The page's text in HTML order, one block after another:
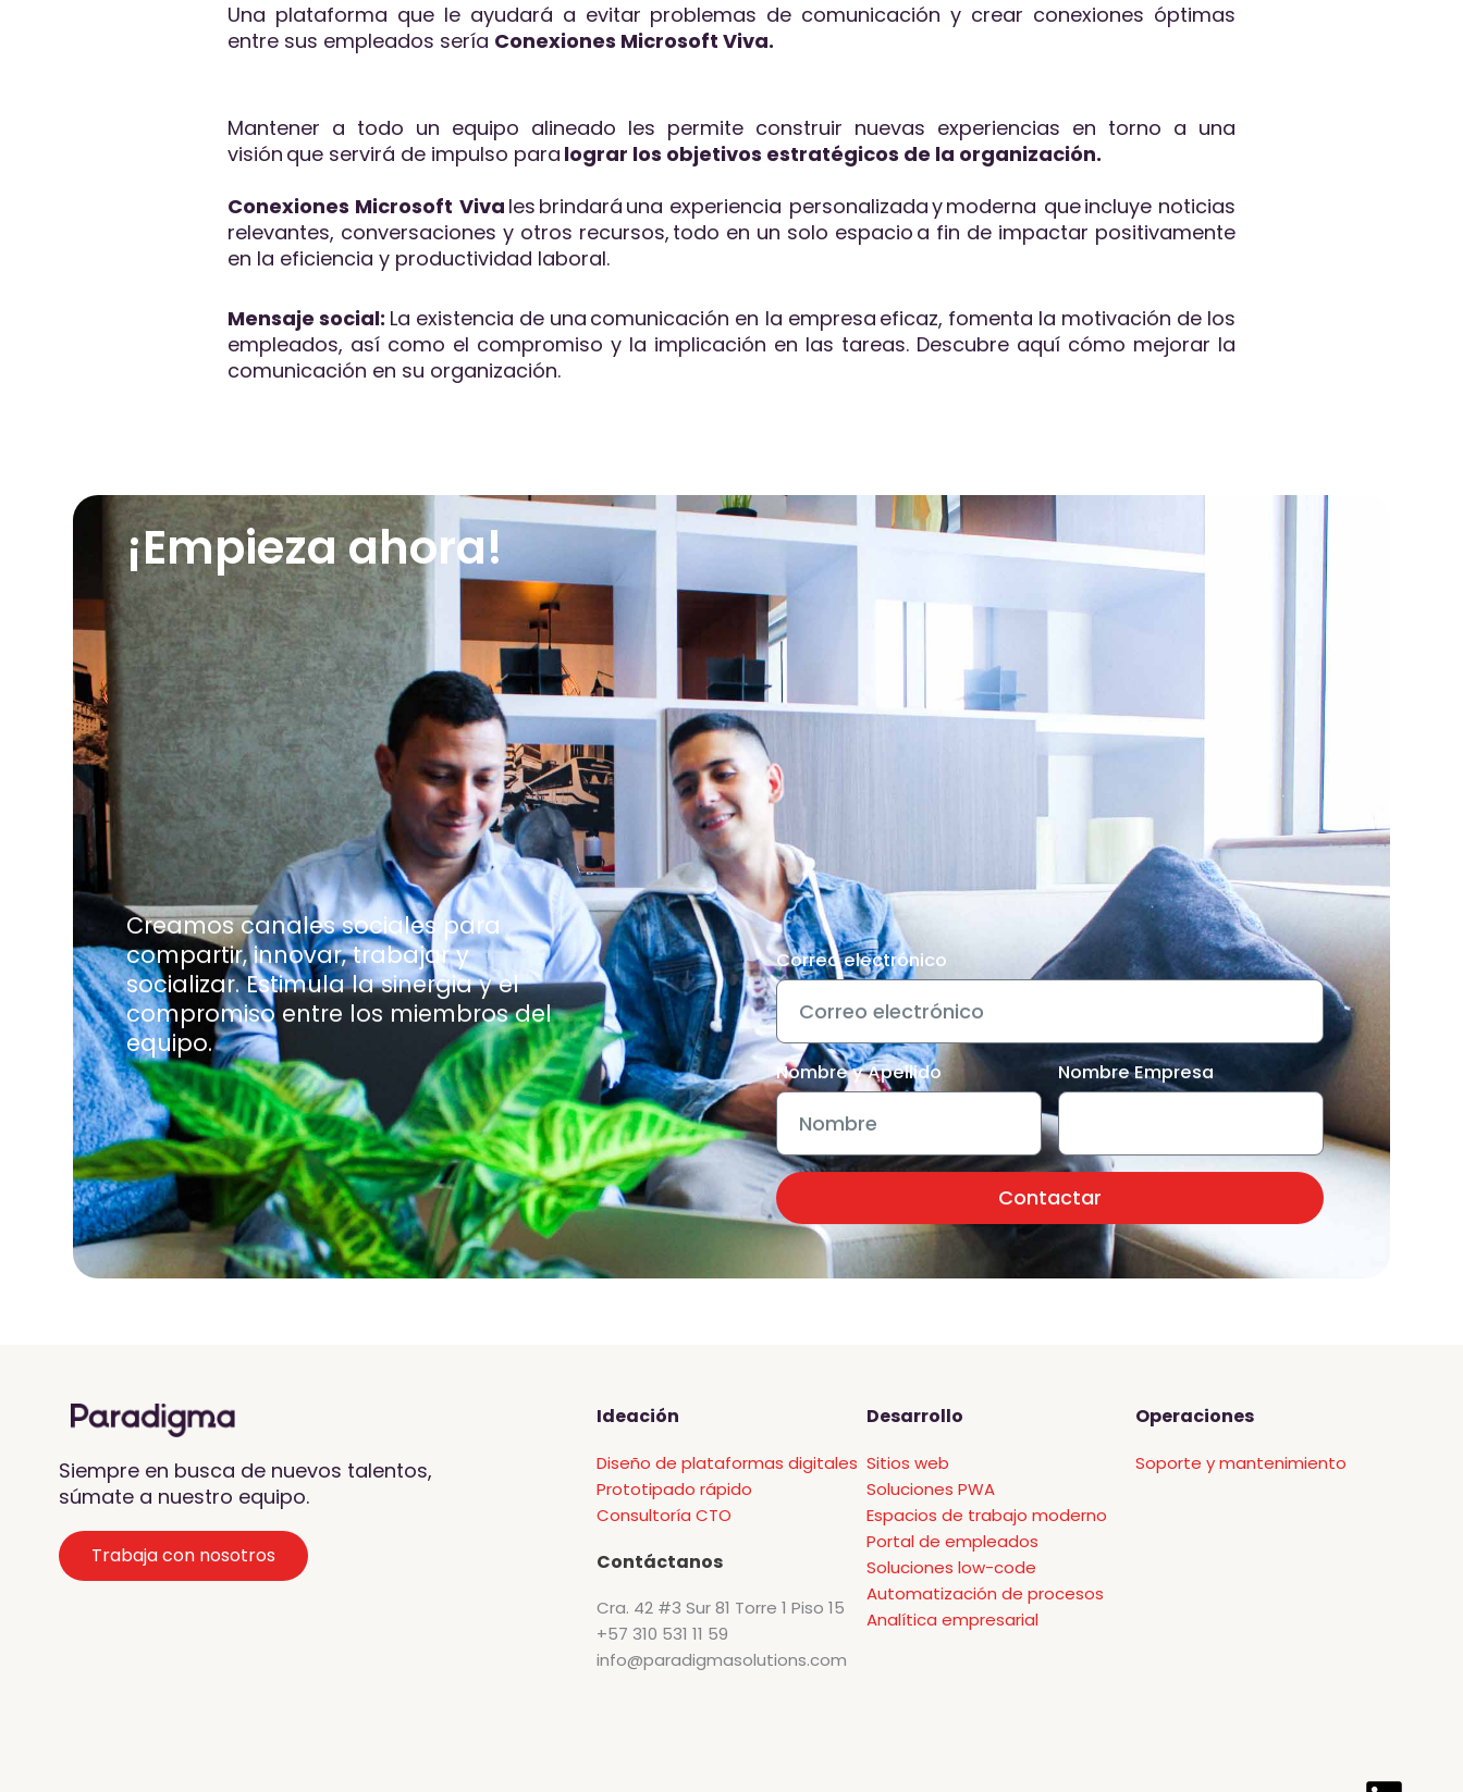
Una plataforma que le ayudará a evitar problemas de comunicación y crear conexiones óptimas
entre sus empleados sería Conexiones Microsoft Viva.
Mantener a todo un equipo alineado les permite construir nuevas experiencias en torno a una
visión que servirá de impulso para lograr los objetivos estratégicos de la organización.
Conexiones Microsoft Viva les brindará una experiencia personalizada y moderna que incluye noticias
relevantes, conversaciones y otros recursos, todo en un solo espacio a fin de impactar positivamente
en la eficiencia y productividad laboral.
Mensaje social: La existencia de una comunicación en la empresa eficaz, fomenta la motivación de los
empleados, así como el compromiso y la implicación en las tareas. Descubre aquí cómo mejorar la
comunicación en su organización.
¡Empieza ahora!
Creamos canales sociales para
compartir, innovar, trabajar y
socializar. Estimula la sinergia y el
compromiso entre los miembros del
equipo.
Correo electrónico
Nombre y Apellido Nombre Empresa
Contactar
Siempre en busca de nuevos talentos,
súmate a nuestro equipo.
Trabaja con nosotros
Ideación
Diseño de plataformas digitales
Prototipado rápido
Consultoría CTO
Contáctanos
Cra. 42 #3 Sur 81 Torre 1 Piso 15
+57 310 531 11 59
info@paradigmasolutions.com
Desarrollo
Sitios web
Soluciones PWA
Espacios de trabajo moderno
Portal de empleados
Soluciones low-code
Automatización de procesos
Analítica empresarial
Operaciones
Soporte y mantenimiento